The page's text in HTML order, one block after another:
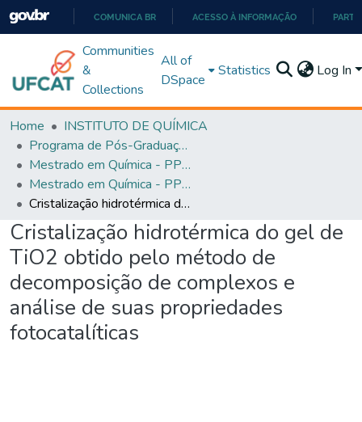
PARA
O
COMUNICA BR ACESSO À INFORMAÇÃO
Communities
&
Collections
All of
DSpace
Statistics Log In
Home
INSTITUTO DE QUÍMICA
Programa de Pós-Graduação em Química - PPGQ
Mestrado em Química - PPGQ
Mestrado em Química - PPGQ
Cristalização hidrotérmica do gel de TiO2 obtido pelo método de decomposição de complexos e análise de suas propriedades fotocatalíticas
Cristalização hidrotérmica do gel de
TiO2 obtido pelo método de
decomposição de complexos e
análise de suas propriedades
fotocatalíticas